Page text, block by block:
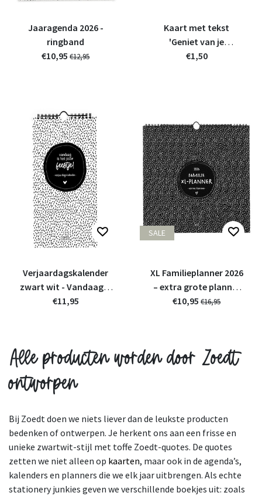
Jaaragenda 2026 -
ringband
€10,95 €12,95
Kaart met tekst
'Geniet van je
pensioen'
€1,50
Verjaardagskalender
zwart wit - Vandaag is
het jouw feestje!
€11,95
SALE
XL Familieplanner 2026
– extra grote planner
voor gezinnen
€10,95 €16,95
Alle producten worden door Zoedt
ontworpen
Bij Zoedt doen we niets liever dan de leukste producten
bedenken of ontwerpen. Je herkent ons aan een frisse en
unieke zwartwit-stijl met toffe Zoedt-quotes. De quotes
zetten we niet alleen op kaarten, maar ook in de agenda’s,
kalenders en planners die we elk jaar uitbrengen. Als echte
stationery junkies geven we verschillende boekjes uit: zoals